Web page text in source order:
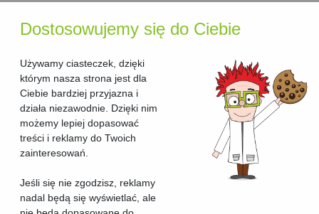
Dostosowujemy się do Ciebie
Używamy ciasteczek, dzięki
którym nasza strona jest dla
Ciebie bardziej przyjazna i
działa niezawodnie. Dzięki nim
możemy lepiej dopasować
treści i reklamy do Twoich
zainteresowań.
Jeśli się nie zgodzisz, reklamy
nadal będą się wyświetlać, ale
Ranking drukarek kolorowych
Ranking drukarek laserowych
Ranking drukarek atramentowych monochromatycznych
Ranking urzadzen wielofunkcyjnych
Ranking urzadzen wielofunkcyjnych laserowych
Ranking urzadzen wielofunkcyjnych laserowych kolorowych
Ranking urzadzen wielofunkcyjnych kolorowych
Ranking urzadzen wielofunkcyjnych atramentowych kolorowych
Ranking urzadzen wielofunkcyjnych atramentowych
Ranking urzadzen wielofunkcyjnych atramentowych
monochromatycznych
Ranking urzadzen wielofunkcyjnych monochromatycznych